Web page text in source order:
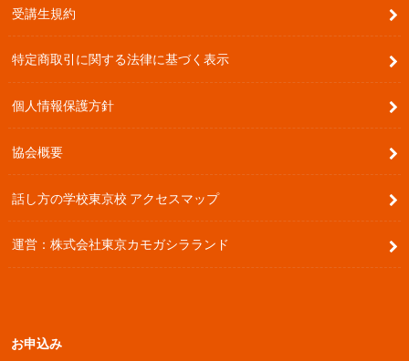
受講生規約
特定商取引に関する法律に基づく表示
個人情報保護方針
協会概要
話し方の学校東京校 アクセスマップ
運営：株式会社東京カモガシラランド
お申込み